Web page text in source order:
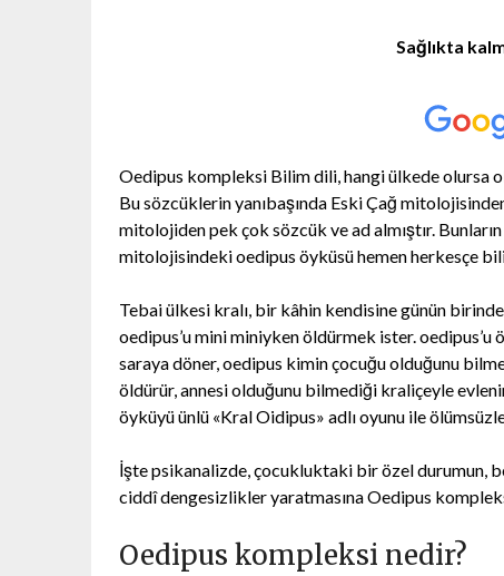
Sağlıkta
Oedipus kompleksi Bilim dili, hangi ülkede olursa
Bu sözcüklerin yanıbaşında Eski Çağ
mitolojiden pek çok sözcük ve ad almıştır. Bunların
mitolojisindeki oedipus öyküsü hemen herkesçe
Tebai ülkesi kralı, bir kâhin kendisine günün
oedipus’u mini miniyken öldürmek ister.
saraya döner, oedipus kimin çocuğu olduğunu
öldürür, annesi olduğunu bilmediği kraliçeyle
öyküyü ünlü «Kral Oidipus» adlı oyunu ile
İşte psikanalizde, çocukluktaki bir özel durumun,
ciddî dengesizlikler yaratmasına Oedipus
Oedipus kompleksi nedir?